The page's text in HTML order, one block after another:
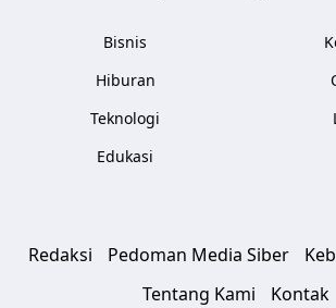
Bisnis
Hiburan
Teknologi
Edukasi
Redaksi Pedoman Media Siber
Tentang Kami
Kontak